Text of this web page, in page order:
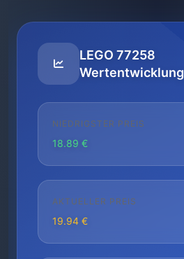
LEGO 77258
Wertentwicklung
NIEDRIGSTER PREIS
18.89 €
AKTUELLER PREIS
19.94 €